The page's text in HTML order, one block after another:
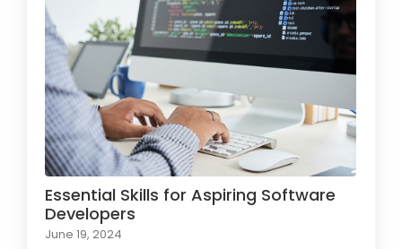
Essential Skills for Aspiring Software
Developers
June 19, 2024